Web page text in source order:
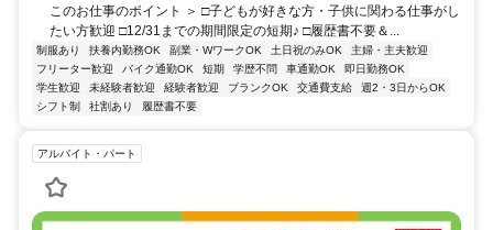
このお仕事のポイント ＞ □子どもが好きな方・子供に関わる仕事がし
たい方歓迎 □12/31までの期間限定の短期♪ □履歴書不要＆...
制服あり 扶養内勤務OK 副業・WワークOK 土日祝のみOK
主婦・主夫歓迎
フリーター歓迎
バイク通勤OK 短期 学歴不問 車通勤OK
即日勤務OK
学生歓迎
未経験者歓迎 経験者歓迎 ブランクOK 交通費支給
週2・3日からOK
シフト制
社割あり 履歴書不要
アルバイト・パート